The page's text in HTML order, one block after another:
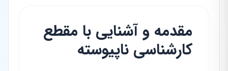
مقدمه و آشنایی با مقطع
کارشناسی ناپیوسته